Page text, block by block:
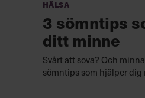
Hälsa
3 sömntips
ditt minne
Svårt att sova? Och
sömntips som hjälper